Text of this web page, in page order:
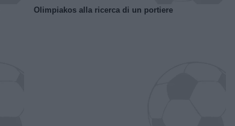
Olimpiakos alla ricerca di un portiere